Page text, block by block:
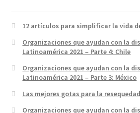
12 artículos para simplificar la vida
Organizaciones que ayudan con la
Latinoamérica 2021 – Parte 4: Chile
Organizaciones que ayudan con la
Latinoamérica 2021 – Parte 3: México
Las mejores gotas para la
Organizaciones que ayudan con la